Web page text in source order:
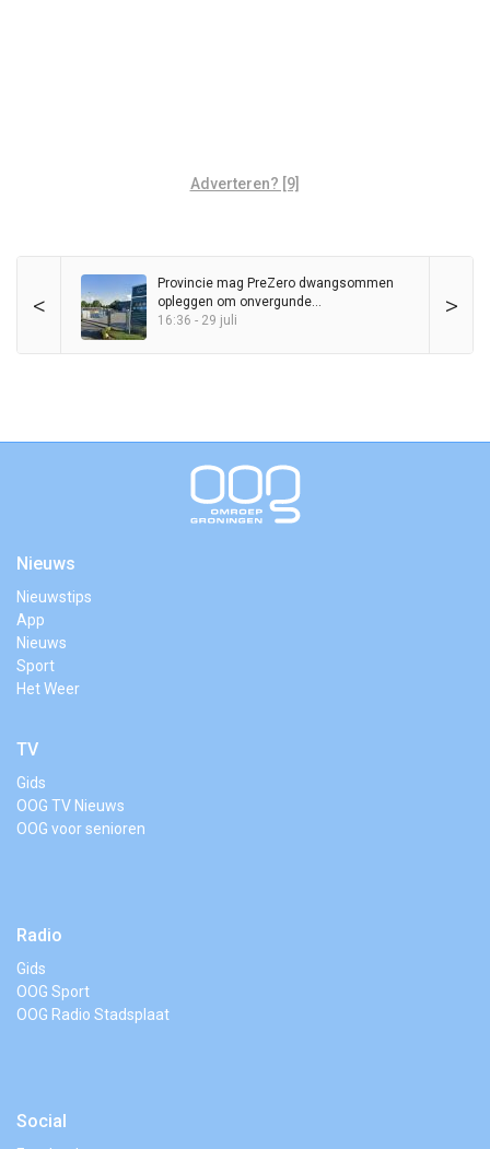
Adverteren? [9]
< >
Provincie mag PreZero dwangsommen
opleggen om onvergunde
sorteerinstallatie
16:36 - 29 juli
Nieuws
Nieuwstips
App
Nieuws
Sport
Het Weer
TV
Gids
OOG TV Nieuws
OOG voor senioren
Radio
Gids
OOG Sport
OOG Radio Stadsplaat
Social